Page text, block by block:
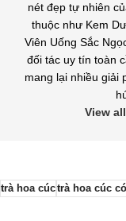
nét đẹp tự nhiên
thuộc như Kem
Viên Uống Sắc
đối tác uy tín toàn
mang lại nhiều giải
View
trà hoa cúctrà hoa cúc